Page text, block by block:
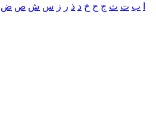
ب ت ث ج ح خ د ذ ر ز س ش ص ض